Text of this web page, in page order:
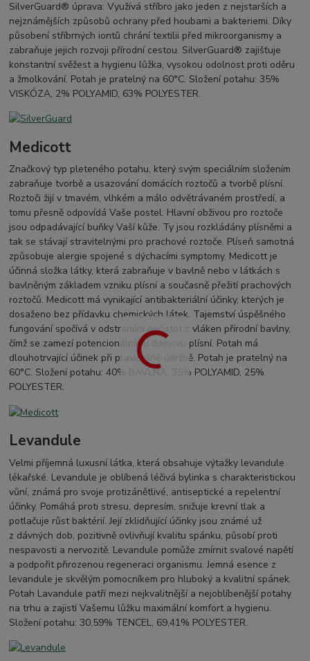
SilverGuard® úprava: Využívá stříbro jako jeden z nejstarších a
nejznámějších způsobů ochrany před houbami a bakteriemi. Díky
působení stříbrných iontů chrání textilii před mikroorganismy a
zabraňuje jejich rozvoji přírodní cestou. SilverGuard® zajišťuje
konstantní svěžest a hygienu lůžka, vysokou odolnost proti oděru
a žmolkování. Potah je pratelný na 60°C. Složení potahu: 35%
VISKÓZA, 2% POLYAMID, 63% POLYESTER.
Medicott
Značkový typ pleteného potahu, který svým speciálním složením
zabraňuje tvorbě a usazování domácích roztočů a tvorbě plísní.
Roztoči žijí v tmavém, vlhkém a málo odvětrávaném prostředí, a
tomu přesně odpovídá Vaše postel. Hlavní obživou pro roztoče
jsou odpadávající buňky Vaší kůže. Ty jsou rozkládány plísněmi a
tak se stávají stravitelnými pro prachové roztoče. Plíseň samotná
způsobuje alergie spojené s dýchacími symptomy. Medicott je
účinná složka látky, která zabraňuje v bavlně nebo v látkách s
bavlněným základem vzniku plísní a současně přežití prachových
roztočů. Medicott má vynikající antibakteriální účinky, kterých je
dosaženo bez přídavku chemických látek. Tajemství úspěšného
fungování spočívá v odstranění nečistot z vláken přírodní bavlny,
čímž se zamezí potencionálnímu domovu plísní. Potah má
dlouhotrvající účinek při pravidelné údržbě. Potah je pratelný na
60°C. Složení potahu: 40% BAVLNA, 35% POLYAMID, 25%
POLYESTER.
Levandule
Velmi příjemná luxusní látka, která obsahuje výtažky levandule
lékařské. Levandule je oblíbená léčivá bylinka s charakteristickou
vůní, známá pro svoje protizánětlivé, antiseptické a repelentní
účinky. Pomáhá proti stresu, depresím, snižuje krevní tlak a
potlačuje růst baktérií. Její zklidňující účinky jsou známé už
z dávných dob, pozitivně ovlivňují kvalitu spánku, působí proti
nespavosti a nervozitě. Levandule pomůže zmírnit svalové napětí
a podpořit přirozenou regeneraci organismu. Jemná esence z
levandule je skvělým pomocníkem pro hluboký a kvalitní spánek.
Potah Lavandule patří mezi nejkvalitnější a nejoblíbenější potahy
na trhu a zajistí Vašemu lůžku maximální komfort a hygienu.
Složení potahu: 30,59% TENCEL, 69,41% POLYESTER.